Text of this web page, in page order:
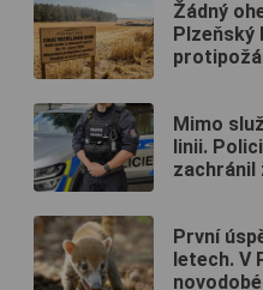
Žádný
Plzeňský
Mimo
linii.
zachránil
První
letech. V